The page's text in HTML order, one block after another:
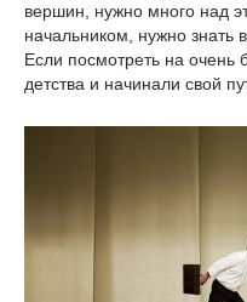
вершин, нужно много над
начальником, нужно знать
Если посмотреть на очень
детства и начинали свой